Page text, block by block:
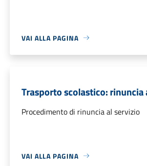
VAI ALLA PAGINA
Trasporto scolastico: rinuncia
Procedimento di rinuncia al servizio
VAI ALLA PAGINA